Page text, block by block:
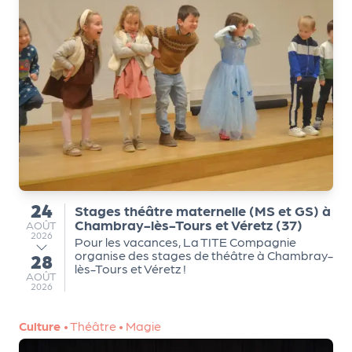
du
24
AOÛT
AOÛT
2026
au
28
AOÛT
AOÛT
2026
Stages théâtre maternelle (MS et GS) à
Chambray-lès-Tours et Véretz (37)
Pour les vacances, La TITE Compagnie
organise des stages de théâtre à Chambray-
lès-Tours et Véretz !
Culture •Théâtre • Magie
m
e
n
t
A
n
n
a
ir
e
d
e
r
g